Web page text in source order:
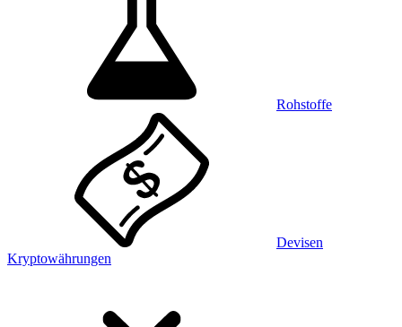
Rohstoffe
Devisen
Kryptowährungen